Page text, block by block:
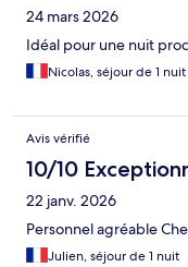
24 mars 2026
Idéal pour une nuit
Nicolas, séjour de 1 nuit
Avis vérifié
10/10
22 janv. 2026
Personnel agréable
Julien, séjour de 1 nuit